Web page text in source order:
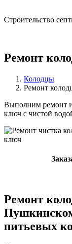
Строительство
Ремонт
Колодцы
Ремонт
Выполним ремонт и
ключ с чистой
Ремонт
питьевых